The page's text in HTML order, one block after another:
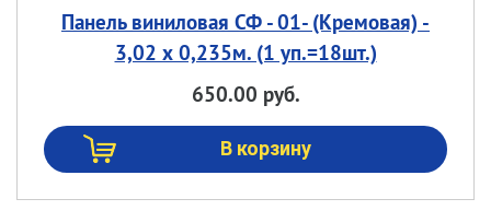
Панель виниловая СФ - 01- (Кремовая) -
3,02 х 0,235м. (1 уп.=18шт.)
650.00 руб.